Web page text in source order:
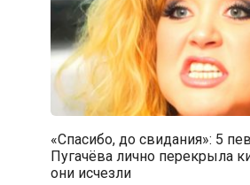
«Спасибо, до свидания»: 5
Пугачёва лично перекрыла
они исчезли